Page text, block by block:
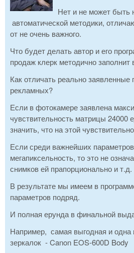
Нет и не может быть
автоматической методики,
от не очень важного.
Что будет делать автор и его
продаж клерк методично заполнит
Как отличать реально заявленные
рекламных?
Если в фотокамере заявлена
чувствительность матрицы 24000
значить, что на этой
Если среди важнейших
мегапиксельность, то это не
снимков ей прапорционально и т.д.
В результате мы имеем в
параметров подряд.
И полная ерунда в финальной
Например, самая выгодная и
зеркалок - Canon EOS-600D Body